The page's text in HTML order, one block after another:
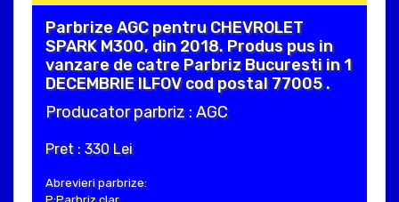
Parbrize AGC pentru CHEVROLET
SPARK M300, din 2018. Produs pus in
vanzare de catre Parbriz Bucuresti in 1
DECEMBRIE ILFOV cod postal 77005 .
Producator parbriz : AGC
Pret : 330 Lei
Abrevieri parbrize: